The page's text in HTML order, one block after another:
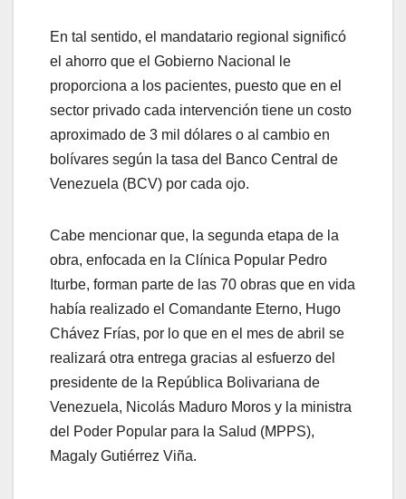
En tal sentido, el mandatario regional significó
el ahorro que el Gobierno Nacional le
proporciona a los pacientes, puesto que en el
sector privado cada intervención tiene un costo
aproximado de 3 mil dólares o al cambio en
bolívares según la tasa del Banco Central de
Venezuela (BCV) por cada ojo.
Cabe mencionar que, la segunda etapa de la
obra, enfocada en la Clínica Popular Pedro
Iturbe, forman parte de las 70 obras que en vida
había realizado el Comandante Eterno, Hugo
Chávez Frías, por lo que en el mes de abril se
realizará otra entrega gracias al esfuerzo del
presidente de la República Bolivariana de
Venezuela, Nicolás Maduro Moros y la ministra
del Poder Popular para la Salud (MPPS),
Magaly Gutiérrez Viña.